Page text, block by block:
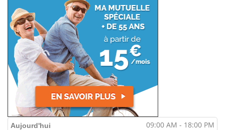
Aujourd'hui 09:00 AM - 18:00 PM